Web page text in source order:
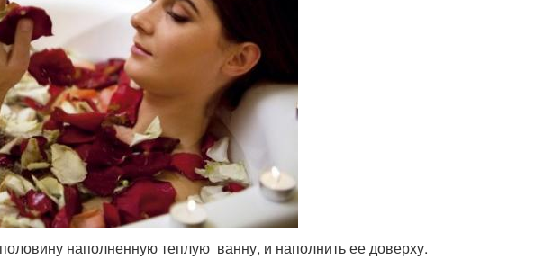
наполненную теплую ванну, и наполнить ее доверху.